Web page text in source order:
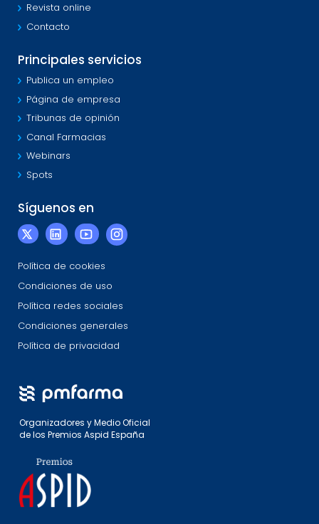
Revista online
Contacto
Principales servicios
Publica un empleo
Página de empresa
Tribunas de opinión
Canal Farmacias
Webinars
Spots
Síguenos en
Política de cookies
Condiciones de uso
Política redes sociales
Condiciones generales
Política de privacidad
Organizadores y Medio Oficial
de los Premios Aspid España